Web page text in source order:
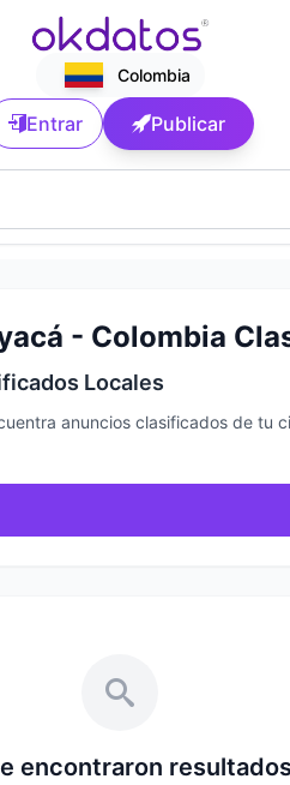
Colombia
Entrar Publicar
- Colombia
Locales
anuncios clasificados de
encontraron resultados